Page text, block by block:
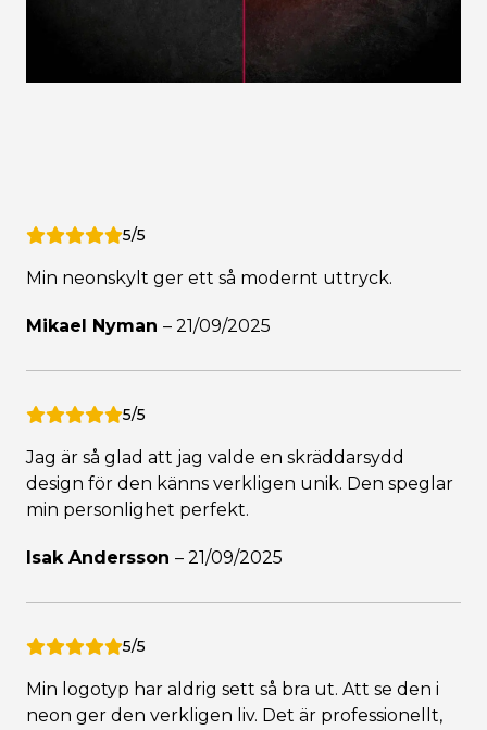
5/5
Min neonskylt ger ett så modernt uttryck.
Mikael Nyman – 21/09/2025
5/5
Jag är så glad att jag valde en skräddarsydd
design för den känns verkligen unik. Den speglar
min personlighet perfekt.
Isak Andersson – 21/09/2025
5/5
Min logotyp har aldrig sett så bra ut. Att se den i
neon ger den verkligen liv. Det är professionellt,